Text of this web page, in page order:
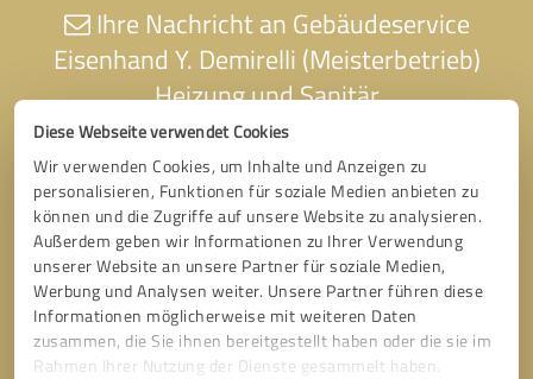
Diese Webseite verwendet Cookies
Wir verwenden Cookies, um Inhalte und Anzeigen zu
personalisieren, Funktionen für soziale Medien anbieten zu
können und die Zugriffe auf unsere Website zu analysieren.
Außerdem geben wir Informationen zu Ihrer Verwendung
unserer Website an unsere Partner für soziale Medien,
Werbung und Analysen weiter. Unsere Partner führen diese
Informationen möglicherweise mit weiteren Daten
zusammen, die Sie ihnen bereitgestellt haben oder die sie im
Rahmen Ihrer Nutzung der Dienste gesammelt haben.
Ihre Nachricht an Gebäudeservice
Eisenhand Y. Demirelli (Meisterbetrieb)
Heizung und Sanitär